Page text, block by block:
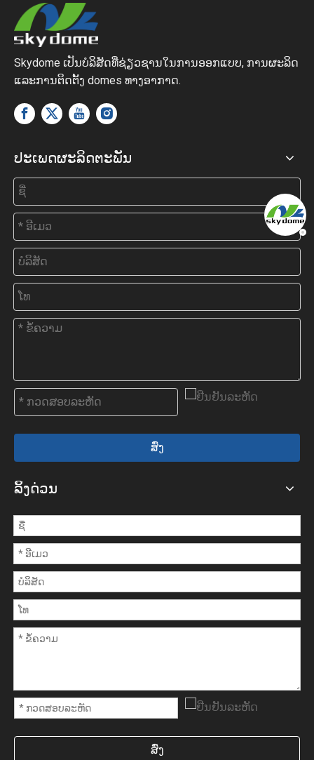
Skydome ເປັນບໍລິສັດທີ່ຊ່ຽວຊານໃນການອອກແບບ, ການຜະລິດ
ແລະການຕິດຕັ້ງ domes ທາງອາກາດ.
ປະເພດຜະລິດຕະພັນ
ສົ່ງ
ລິ້ງດ່ວນ
ສົ່ງ